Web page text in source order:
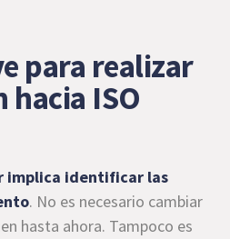
para realizar
ISO
implica identificar las
. No es necesario cambiar
hasta ahora. Tampoco es